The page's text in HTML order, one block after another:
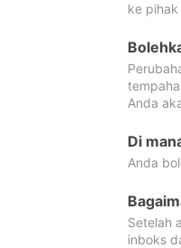
ke
Anda
Di
Anda
Setelah
inboks